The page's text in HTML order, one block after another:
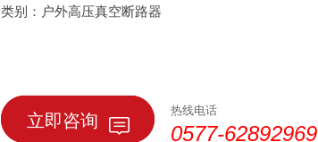
类别：户外高压真空断路器
立即咨询 热线电话
0577-62892969